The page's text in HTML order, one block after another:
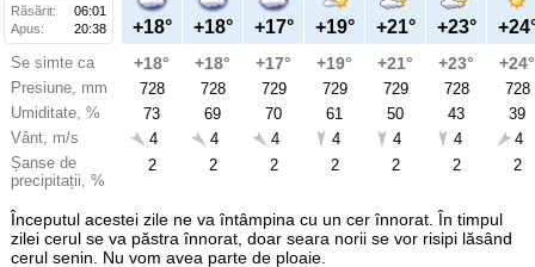
Răsărit:
06:01
Apus:
20:38
Se simte ca
Presiune, mm
Umiditate, %
Vânt, m/s
Șanse de
precipitații, %
+21°
+21°
728
61
4
4
aug +18°
+18°
728
73
4
2
+18°
+18°
728
69
4
2
+17°
+17°
729
70
4
2
+19°
+19°
729
61
4
2
+21°
+21°
729
50
4
2
+23°
+23°
728
43
4
2
+24°
728
39
4
2
Începutul acestei zile ne va întâmpina cu un cer înnorat. În timpul
zilei cerul se va păstra înnorat, doar seara norii se vor risipi lăsând
cerul senin. Nu vom avea parte de ploaie.